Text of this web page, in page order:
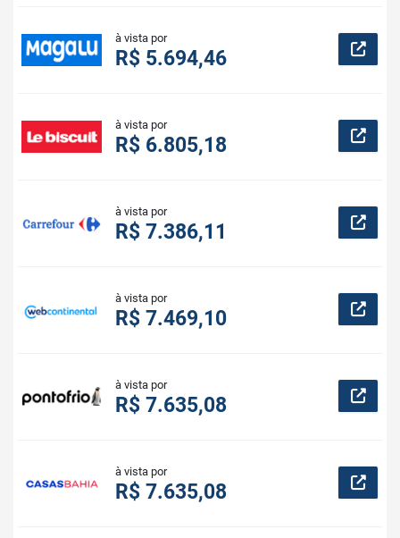
à vista por
R$ 5.694,46
à vista por
R$ 6.805,18
à vista por
R$ 7.386,11
à vista por
R$ 7.469,10
à vista por
R$ 7.635,08
à vista por
R$ 7.635,08